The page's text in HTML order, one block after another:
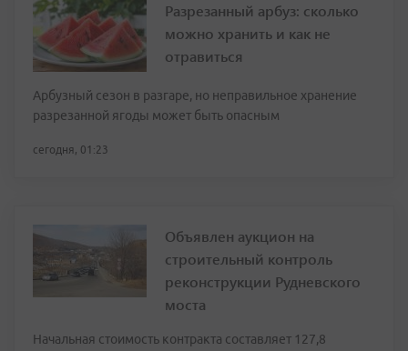
Разрезанный арбуз: сколько
можно хранить и как не
отравиться
Арбузный сезон в разгаре, но неправильное хранение
разрезанной ягоды может быть опасным
сегодня, 01:23
Объявлен аукцион на
строительный контроль
реконструкции Рудневского
моста
Начальная стоимость контракта составляет 127,8